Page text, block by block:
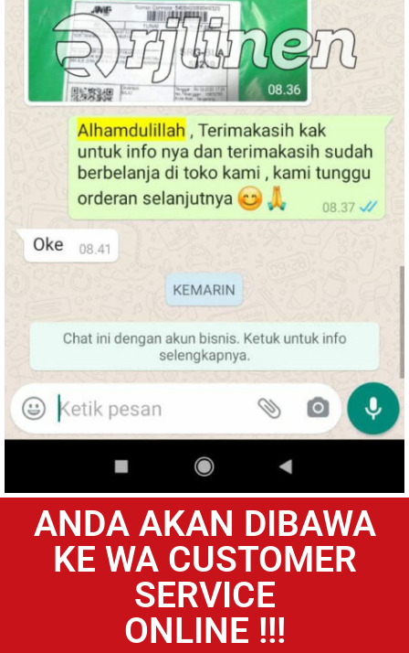
ANDA AKAN DIBAWA
KE WA CUSTOMER
SERVICE
ONLINE !!!